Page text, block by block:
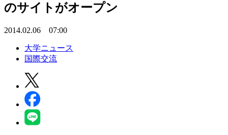
のサイトがオープン
2014.02.06 07:00
大学ニュース
国際交流